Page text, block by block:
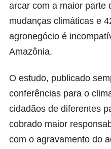
arcar com a maior parte
mudanças climáticas e
agronegócio é
Amazônia.
O estudo, publicado
conferências para o
cidadãos de diferentes
cobrado maior
com o agravamento do